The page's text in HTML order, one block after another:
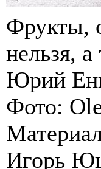
Фрукты,
нельзя,
Юрий
Фото:
Игорь